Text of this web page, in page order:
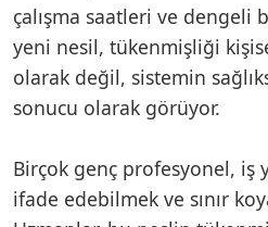
çalışma saatleri ve dengeli
yeni nesil, tükenmişliği
olarak değil, sistemin
sonucu olarak görüyor.
Birçok genç profesyonel, iş
ifade edebilmek ve sınır